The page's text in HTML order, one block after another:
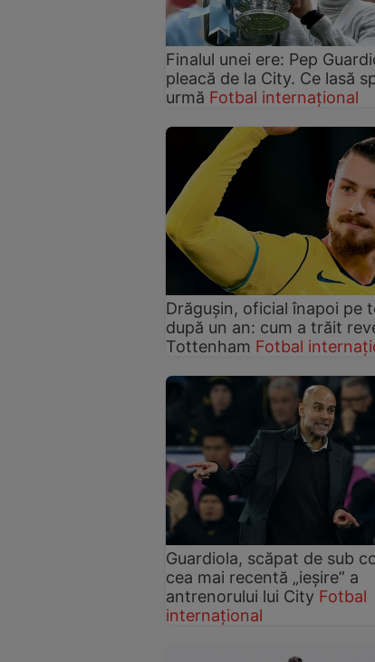
Finalul unei ere: Pep
pleacă de la City. Ce lasă
urmă Fotbal internațional
Drăgușin, oficial înapoi pe
după un an: cum a trăit
Tottenham Fotbal
Guardiola, scăpat de sub
cea mai recentă „ieșire” a
antrenorului lui City Fotbal
internațional